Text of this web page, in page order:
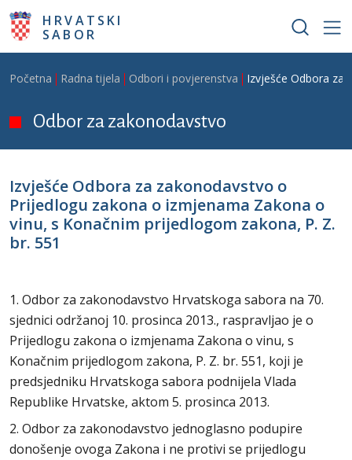
Skoči na glavni sadržaj
HRVATSKI
SABOR
Breadcrumb
Početna Radna tijela Odbori i povjerenstva Izvješće Odbora za
Odbor za zakonodavstvo
Izvješće Odbora za zakonodavstvo o
Prijedlogu zakona o izmjenama Zakona o
vinu, s Konačnim prijedlogom zakona, P. Z.
br. 551
1. Odbor za zakonodavstvo Hrvatskoga sabora na 70.
sjednici održanoj 10. prosinca 2013., raspravljao je o
Prijedlogu zakona o izmjenama Zakona o vinu, s
Konačnim prijedlogom zakona, P. Z. br. 551, koji je
predsjedniku Hrvatskoga sabora podnijela Vlada
Republike Hrvatske, aktom 5. prosinca 2013.
2. Odbor za zakonodavstvo jednoglasno podupire
donošenje ovoga Zakona i ne protivi se prijedlogu